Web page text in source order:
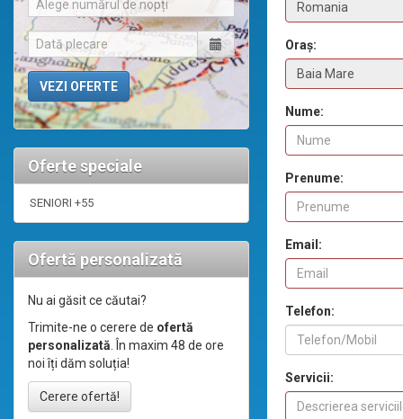
Alege numărul de nopți
Oferte speciale
SENIORI +55
Ofertă personalizată
Nu ai găsit ce căutai?
Trimite-ne o cerere de ofertă
personalizată. În maxim 48 de ore
noi îți dăm soluția!
Cerere ofertă!
Oraș:
Nume:
Prenume:
Email:
Telefon:
Servicii: